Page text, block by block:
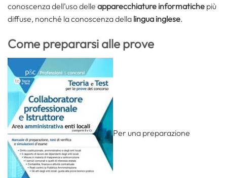
conoscenza dell’uso delle apparecchiature informatiche più
diffuse, nonché la conoscenza della lingua inglese.
Come prepararsi alle prove
Per una preparazione